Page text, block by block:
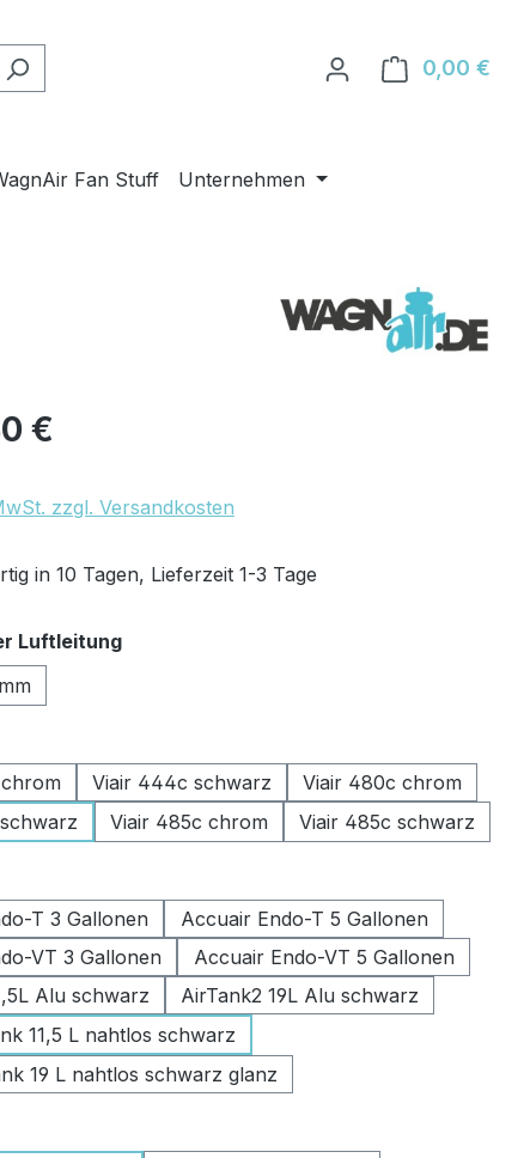
0,00 €
Fan Stuff Unternehmen
€
zzgl. Versandkosten
in 10 Tagen, Lieferzeit 1-3 Tage
Luftleitungauswählen
Viair 444c schwarz
Viair 480c chrom
Viair 485c chrom Viair 485c schwarz
T 3 Gallonen
Accuair Endo-T 5 Gallonen
VT 3 Gallonen
Accuair Endo-VT 5 Gallonen
Alu schwarz
AirTank2 19L Alu schwarz
11,5 L nahtlos schwarz
19 L nahtlos schwarz glanz